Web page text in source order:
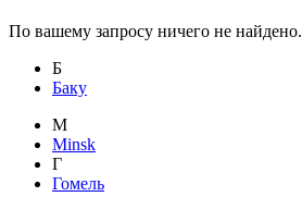
По вашему запросу ничего не найдено.
Б
Баку
M
Minsk
Г
Гомель